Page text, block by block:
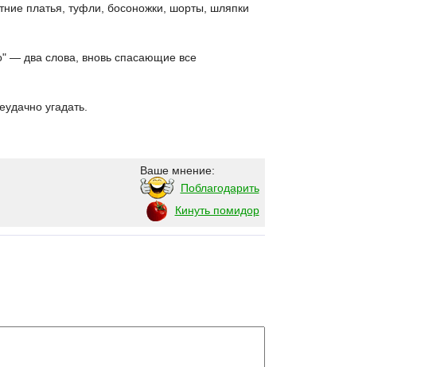
платья, туфли, босоножки, шорты, шляпки
— два слова, вновь спасающие все
угадать.
Ваше мнение:
Поблагодарить
Кинуть помидор